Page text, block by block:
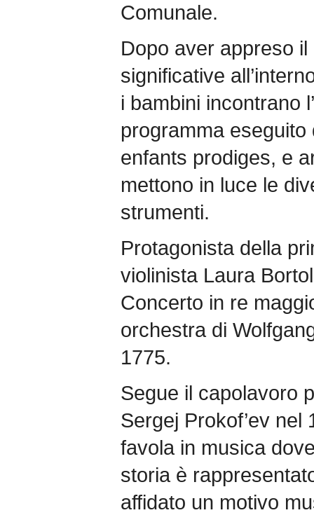
Comunale.
Dopo aver appreso
significative
i bambini incontrano
programma
enfants prodiges, e
mettono in luce le
strumenti.
Protagonista della
violinista Laura
Concerto in re
orchestra di
1775.
Segue il capolavoro
Sergej Prokof’ev nel
favola in musica
storia è
affidato un motivo